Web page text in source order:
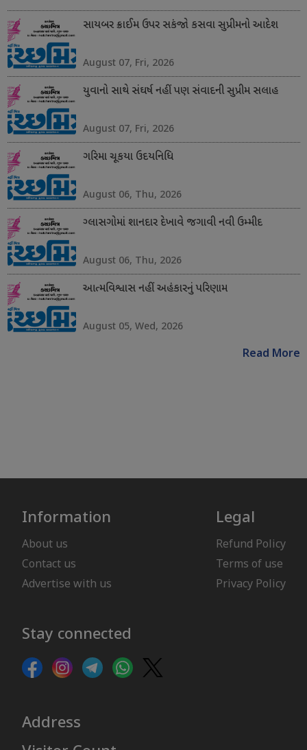
સાયબર ક્રાઈમ ઉપર સકંજો કસવા સુપ્રીમનો આદેશ
August 07, Fri, 2026
યુવાનો સાથે સંઘર્ષ નહીં પણ સંવાદની સુપ્રીમ સલાહ
August 07, Fri, 2026
ગરિમા ચૂકયા ઉદયનિધિ
August 06, Thu, 2026
ગ્લાસગોમાં શાનદાર દેખાવે જગાવી નવી ઉમ્મીદ
August 06, Thu, 2026
આત્મવિશ્વાસ નહીં અહંકારનું પરિણામ
August 05, Wed, 2026
Read More
Information
About us
Contact us
Advertise with us
Legal
Refund Policy
Terms of use
Privacy Policy
Stay connected
Address